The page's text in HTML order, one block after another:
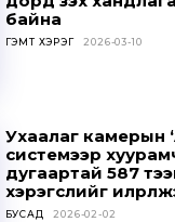
байна
ГЭМТ ХЭРЭГ 2026-03-10
Ухаалаг камерын
системээр
дугаартай 587
хэрэгслийг
БУСАД 2026-02-02